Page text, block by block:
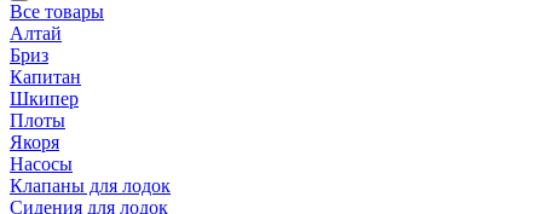
Все товары
Алтай
Бриз
Капитан
Шкипер
Плоты
Якоря
Насосы
Клапаны для лодок
Сидения для лодок